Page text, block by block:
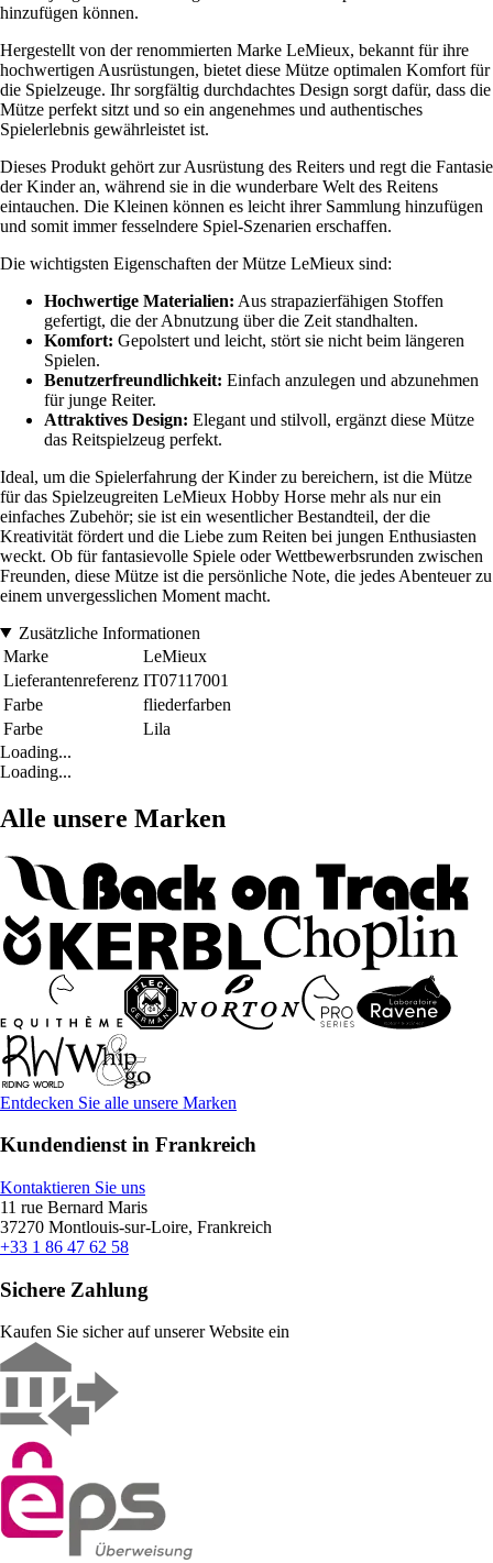
hinzufügen können.
Hergestellt von der renommierten Marke LeMieux, bekannt für ihre
hochwertigen Ausrüstungen, bietet diese Mütze optimalen Komfort für
die Spielzeuge. Ihr sorgfältig durchdachtes Design sorgt dafür, dass die
Mütze perfekt sitzt und so ein angenehmes und authentisches
Spielerlebnis gewährleistet ist.
Dieses Produkt gehört zur Ausrüstung des Reiters und regt die Fantasie
der Kinder an, während sie in die wunderbare Welt des Reitens
eintauchen. Die Kleinen können es leicht ihrer Sammlung hinzufügen
und somit immer fesselndere Spiel-Szenarien erschaffen.
Die wichtigsten Eigenschaften der Mütze LeMieux sind:
Hochwertige Materialien: Aus strapazierfähigen Stoffen
gefertigt, die der Abnutzung über die Zeit standhalten.
Komfort: Gepolstert und leicht, stört sie nicht beim längeren
Spielen.
Benutzerfreundlichkeit: Einfach anzulegen und abzunehmen
für junge Reiter.
Attraktives Design: Elegant und stilvoll, ergänzt diese Mütze
das Reitspielzeug perfekt.
Ideal, um die Spielerfahrung der Kinder zu bereichern, ist die Mütze
für das Spielzeugreiten LeMieux Hobby Horse mehr als nur ein
einfaches Zubehör; sie ist ein wesentlicher Bestandteil, der die
Kreativität fördert und die Liebe zum Reiten bei jungen Enthusiasten
weckt. Ob für fantasievolle Spiele oder Wettbewerbsrunden zwischen
Freunden, diese Mütze ist die persönliche Note, die jedes Abenteuer zu
einem unvergesslichen Moment macht.
Zusätzliche Informationen
Marke
LeMieux
Lieferantenreferenz IT07117001
Farbe
fliederfarben
Farbe
Lila
Loading...
Loading...
Alle unsere Marken
Entdecken Sie alle unsere Marken
Kundendienst in Frankreich
Kontaktieren Sie uns
11 rue Bernard Maris
37270 Montlouis-sur-Loire, Frankreich
+33 1 86 47 62 58
Sichere Zahlung
Kaufen Sie sicher auf unserer Website ein